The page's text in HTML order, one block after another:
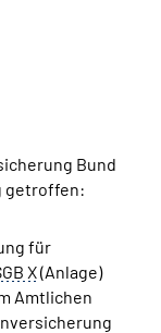
Bund
getroffen:
für
X(Anlage)
Amtlichen